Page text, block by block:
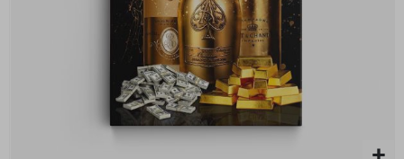
Special
Price
39,00 €